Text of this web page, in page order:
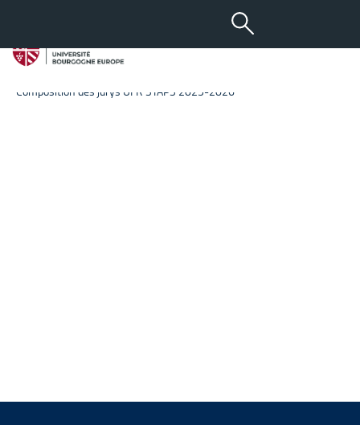
Arrêtés des compositions
des jurys
Composition des jurys UFR STAPS 2025-2026